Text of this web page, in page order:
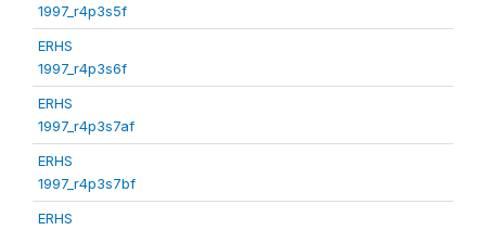
1997_r4p3s5f
ERHS
1997_r4p3s6f
ERHS
1997_r4p3s7af
ERHS
1997_r4p3s7bf
ERHS